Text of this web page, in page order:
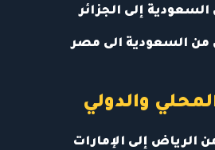
إلى الجزائر
السعودية الى مصر
والدولي
الرياض إلى الإمارات